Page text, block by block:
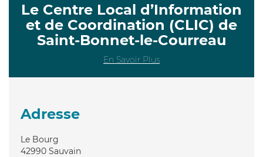
Le Centre Local d’Information
et de Coordination (CLIC) de
Saint-Bonnet-le-Courreau
En Savoir Plus
Adresse
Le Bourg
42990 Sauvain